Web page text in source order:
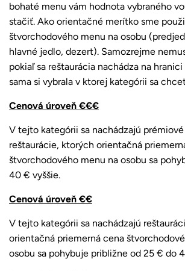
bohaté menu vám hodnota vybraného
stačiť. Ako orientačné merítko sme
štvorchodového menu na osobu
hlavné jedlo, dezert). Samozrejme
pokiaľ sa reštaurácia nachádza na
sama si vybrala v ktorej kategórii sa
Cenová úroveň €€€
V tejto kategórii sa nachádzajú
reštaurácie, ktorých orientačná
štvorchodového menu na osobu sa
40 € vyššie.
Cenová úroveň €€
V tejto kategórii sa nachádzajú
orientačná priemerná cena
osobu sa pohybuje približne od 25 € do